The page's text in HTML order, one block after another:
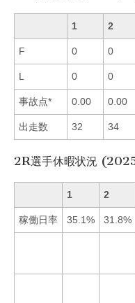
1 2
F 0 0
L 0 0
事故点* 0.00 0.00
出走数 32 34
2R選手休暇状況
1 2
稼働日率 35.1% 31.8%